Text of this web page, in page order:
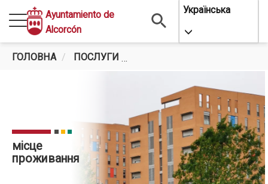
Перейти
до
основного
вмісту
Ayuntamiento de
Alcorcón
Українська
Toggle
ГОЛОВНА ПОСЛУГИ
місце
проживання